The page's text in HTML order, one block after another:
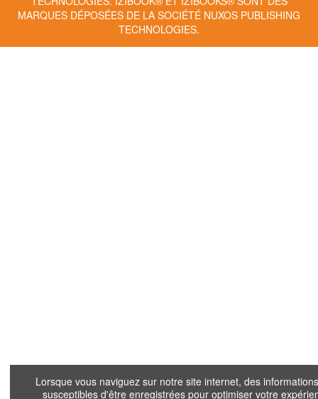
Lorsque vous naviguez sur notre site internet, des
susceptibles d'être enregistrées pour optimiser votre
MARQUES DÉPOSÉES DE LA SOCIÉTÉ NUXOS PUBLISHING
TECHNOLOGIES.